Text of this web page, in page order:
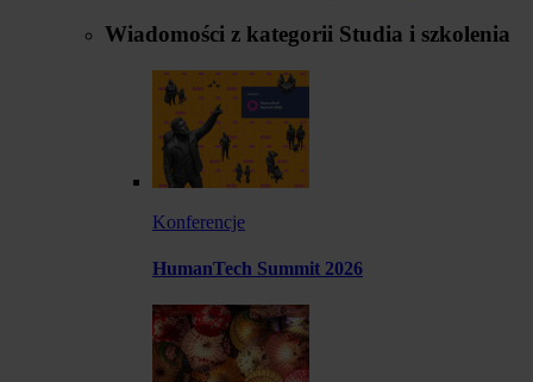
Wiadomości z kategorii Studia i szkolenia
Konferencje
HumanTech Summit 2026